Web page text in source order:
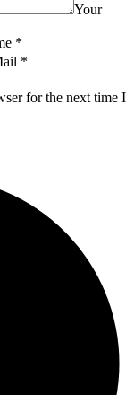
Your
*
*
for the next time I